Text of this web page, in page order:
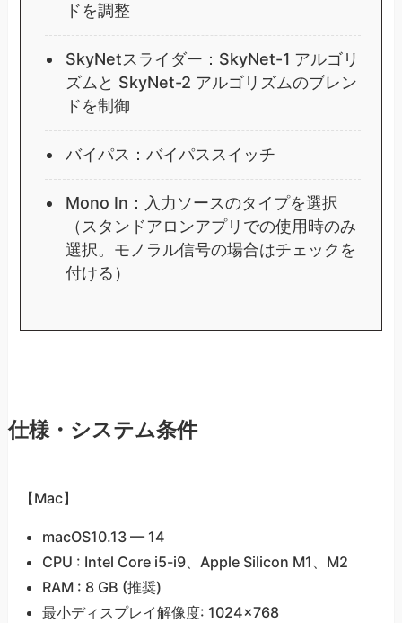
ドを調整
SkyNetスライダー：SkyNet-1 アルゴリ
ズムと SkyNet-2 アルゴリズムのブレン
ドを制御
バイパス：バイパススイッチ
Mono In：入力ソースのタイプを選択
（スタンドアロンアプリでの使用時のみ
選択。モノラル信号の場合はチェックを
付ける）
仕様・システム条件
【Mac】
macOS10.13 — 14
CPU : Intel Core i5-i9、Apple Silicon M1、M2
RAM : 8 GB (推奨)
最小ディスプレイ解像度: 1024×768